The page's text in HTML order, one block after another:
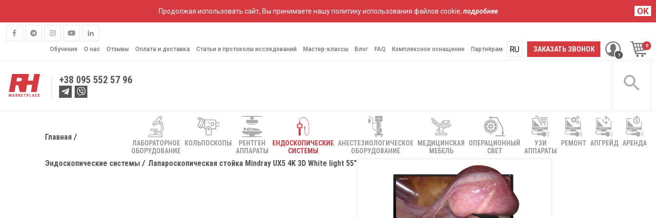
Продолжая использовать сайт, Вы принимаете нашу политику использования файлов cookie, подробнее OK
Обучение О нас Отзывы Оплата и доставка Статьи и протоколы исследований Мастер-классы Блог FAQ Комплексное оснащение Партнёрам ЗАКАЗАТЬ ЗВОНОК
RU
UA
+38 095 552 57 96
ЛАБОРАТОРНОЕ
ОБОРУДОВАНИЕ
КОЛЬПОСКОПЫ
РЕНТГЕН
АППАРАТЫ
ЕНДОСКОПИЧЕСКИЕ
СИСТЕМЫ
АНЕСТЕЗИОЛОГИЧЕСКОЕ
ОБОРУДОВАНИЕ
МЕДИЦИНСКАЯ
МЕБЕЛЬ
ОПЕРАЦИОННЫЙ
СВЕТ
УЗИ
АППАРАТЫ
РЕМОНТ АПГРЕЙД АРЕНДА
Главная
Эндоскопические системы Лапароскопическая стойка Mindray UX5 4K 3D White light 55″